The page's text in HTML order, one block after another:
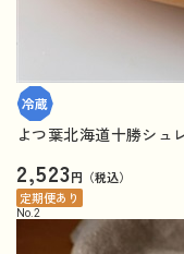
よつ葉北海道十勝シュ
2,523円（税込）
定期便あり
No. 2